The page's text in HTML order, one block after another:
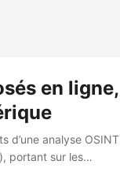
en ligne,
d’une analyse OSINT
portant sur les